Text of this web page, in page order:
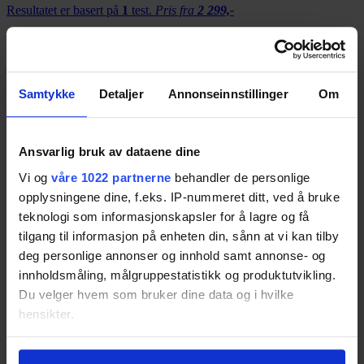
Samtykke Detaljer Annonseinnstillinger Om
Ansvarlig bruk av dataene dine
Vi og våre 1022 partnerne behandler de personlige
opplysningene dine, f.eks. IP-nummeret ditt, ved å bruke
teknologi som informasjonskapsler for å lagre og få
tilgang til informasjon på enheten din, sånn at vi kan tilby
deg personlige annonser og innhold samt annonse- og
innholdsmåling, målgruppestatistikk og produktutvikling.
Du velger hvem som bruker dine data og i hvilke
hensikter.
Hvis du gir oss lov, vil vi også gjerne:
Resultatet er basert på 1 test. Pris fra 2 299,-
Pris fra
Pris fra 989,-
72
Exped SynMat 7
Resultatet er basert på